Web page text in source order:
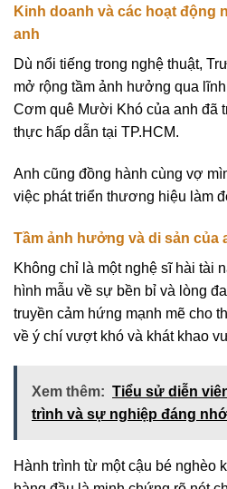
Kinh doanh và các hoạt động
anh
Dù nổi tiếng trong nghệ thuật,
mở rộng tầm ảnh hưởng qua
Cơm quê Mười Khó của anh đã
thực hấp dẫn tại TP.HCM.
Anh cũng đồng hành cùng vợ
việc phát triển thương hiệu làm
Tầm ảnh hưởng và di sản của
Không chỉ là một nghệ sĩ hài tài
hình mẫu về sự bền bỉ và lòng
truyền cảm hứng mạnh mẽ cho
về ý chí vượt khó và khát khao
Xem thêm: Tiểu sử diễn
trình và sự nghiệp đáng
Hành trình từ một cậu bé nghèo